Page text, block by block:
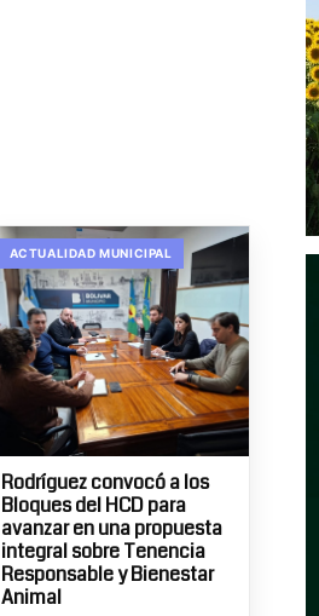
ACTUALIDAD MUNICIPAL
Rodríguez convocó a los
Bloques del HCD para
avanzar en una propuesta
integral sobre Tenencia
Responsable y Bienestar
Animal